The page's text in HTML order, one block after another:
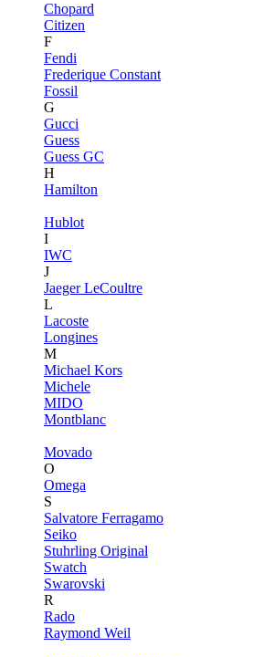
Chopard
Citizen
F
Fendi
Frederique Constant
Fossil
G
Gucci
Guess
Guess GC
H
Hamilton
Hublot
I
IWC
J
Jaeger LeCoultre
L
Lacoste
Longines
M
Michael Kors
Michele
MIDO
Montblanc
Movado
O
Omega
S
Salvatore Ferragamo
Seiko
Stuhrling Original
Swatch
Swarovski
R
Rado
Raymond Weil